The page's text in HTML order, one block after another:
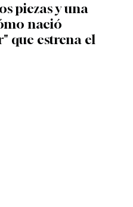
piezas y una
nació
que estrena el